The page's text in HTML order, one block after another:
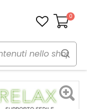
Carrello
0
- SVAR LATTNAD